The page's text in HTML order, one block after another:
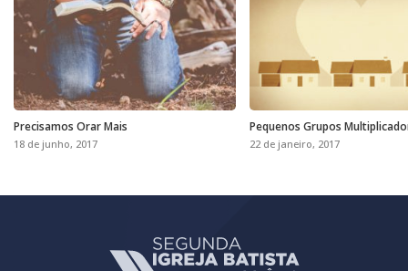
Precisamos Orar Mais
18 de junho, 2017
Pequenos Grupos
22 de janeiro, 2017